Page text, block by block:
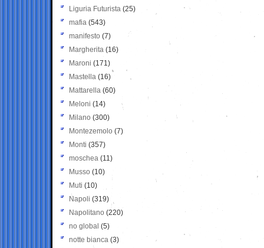
Liguria Futurista (25)
mafia (543)
manifesto (7)
Margherita (16)
Maroni (171)
Mastella (16)
Mattarella (60)
Meloni (14)
Milano (300)
Montezemolo (7)
Monti (357)
moschea (11)
Musso (10)
Muti (10)
Napoli (319)
Napolitano (220)
no global (5)
notte bianca (3)